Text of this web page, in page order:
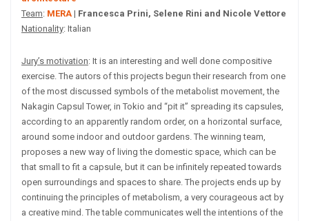
Team: MERA | Francesca Prini, Selene Rini and Nicole Vettore
Nationality: Italian
Jury’s motivation: It is an interesting and well done compositive
exercise. The autors of this projects begun their research from one
of the most discussed symbols of the metabolist movement, the
Nakagin Capsul Tower, in Tokio and “pit it” spreading its capsules,
according to an apparently random order, on a horizontal surface,
around some indoor and outdoor gardens. The winning team,
proposes a new way of living the domestic space, which can be
that small to fit a capsule, but it can be infinitely repeated towards
open surroundings and spaces to share. The projects ends up by
continuing the principles of metabolism, a very courageous act by
a creative mind. The table communicates well the intentions of the